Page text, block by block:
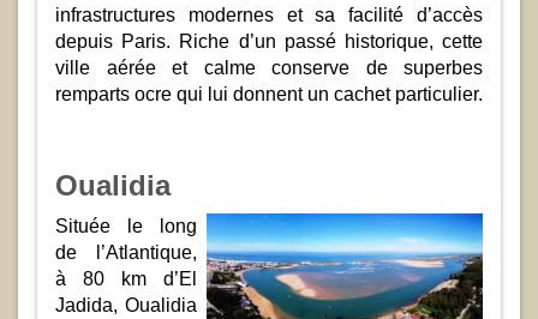
infrastructures modernes et sa facilité d’accès
depuis Paris. Riche d’un passé historique, cette
ville aérée et calme conserve de superbes
remparts ocre qui lui donnent un cachet particulier.
Oualidia
Située le long
de l’Atlantique,
à 80 km d’El
Jadida, Oualidia